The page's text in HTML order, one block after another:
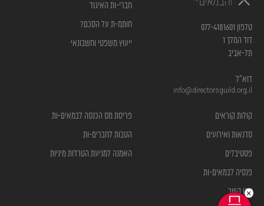
טלפון 077-4181601
דוד המלך 1
תל-אביב
דוא”ל
info@directorsguild.org.il
חברי-ות האיגוד
חותמ-ת על הסכם?
ייעוץ משפטי וחשבונאי
קולות קוראים
סדנאות ואירועים
פסטיבלים
פנסיה לבמאים-ות
צרו קשר
פריסת מס הכנסה לבמאים-ות
הטבות לחברים-ות
האמנה למניעת הטרדות מיניות
×